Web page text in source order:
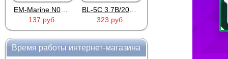
137 руб.
323 руб.
Время работы интернет-магазина